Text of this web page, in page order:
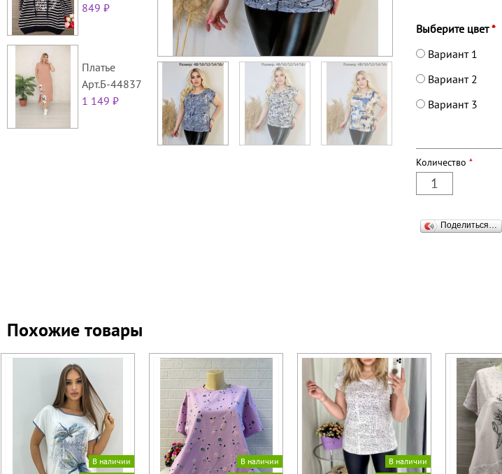
849 ₽
Платье
Арт.Б-44837
1 149 ₽
Выберите цвет*
Вариант 1
Вариант 2
Вариант 3
Количество *
Поделиться…
Похожие товары
В наличии
В наличии
В наличии